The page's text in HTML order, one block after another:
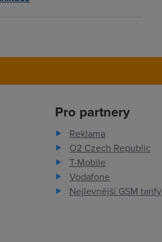
Pro partnery
Reklama
O2 Czech Republic
T-Mobile
Vodafone
Nejlevnější GSM tarify